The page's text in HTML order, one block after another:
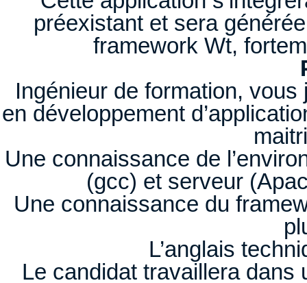
préexistant et sera
framework Wt,
Ingénieur de formation,
en développement
Une connaissance de
(gcc) et serveur
Une connaissance du
L’anglais
Le candidat travaillera dans